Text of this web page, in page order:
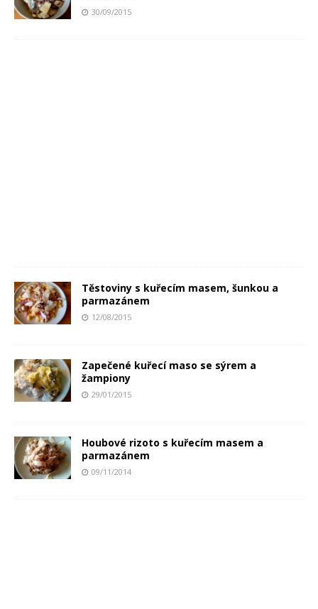
30/09/2015
Těstoviny s kuřecím masem, šunkou a
parmazánem
12/08/2015
Zapečené kuřecí maso se sýrem a
žampiony
29/01/2015
Houbové rizoto s kuřecím masem a
parmazánem
09/11/2014